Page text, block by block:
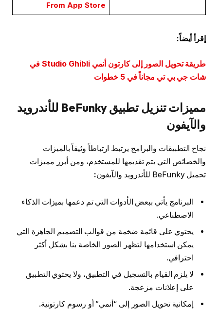
From App Store
إقرأ أيضاً:
طريقة تحويل الصور إلى كارتون أنمي Studio Ghibli في
شات جي بي تي مجاناً في 5 خطوات
مميزات تنزيل تطبيق BeFunky للأندرويد
والآيفون
نجاح التطبيقات والبرامج يرتبط ارتباطاً وثيقاً بالميزات
والخصائص التي يتم تقديمها للمستخدم، ومن أبرز مميزات
تحميل BeFunky للأندرويد والآيفون
:
البرنامج يأتي ببعض الأدوات التي تم دعمها بميزات الذكاء
الاصطناعي.
يحتوي على قائمة ضخمة من قوالب التصميم الجاهزة التي
يمكن استخدامها لتظهر الصور الخاصة بنا بشكل أكثر
احترافي.
لا يلزم القيام بالتسجيل في التطبيق، ولا يحتوي التطبيق
على إعلانات مزعجة.
إمكانية تحويل الصور إلى “أنمي” أو رسوم كارتونية.